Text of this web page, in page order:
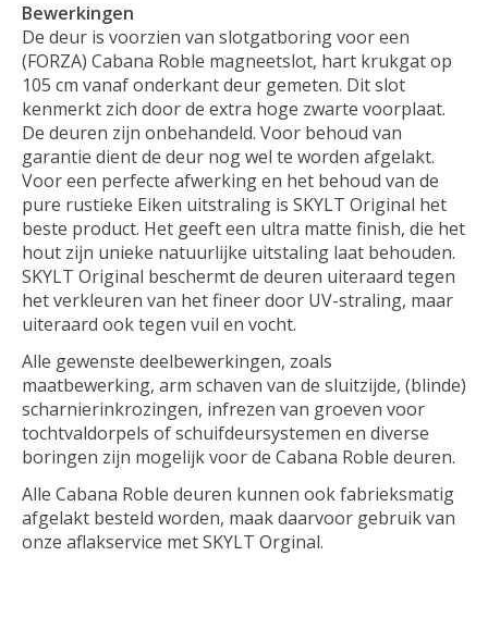
Bewerkingen
De deur is voorzien van slotgatboring voor een
(FORZA) Cabana Roble magneetslot, hart krukgat op
105 cm vanaf onderkant deur gemeten. Dit slot
kenmerkt zich door de extra hoge zwarte voorplaat.
De deuren zijn onbehandeld. Voor behoud van
garantie dient de deur nog wel te worden afgelakt.
Voor een perfecte afwerking en het behoud van de
pure rustieke Eiken uitstraling is SKYLT Original het
beste product. Het geeft een ultra matte finish, die het
hout zijn unieke natuurlijke uitstaling laat behouden.
SKYLT Original beschermt de deuren uiteraard tegen
het verkleuren van het fineer door UV-straling, maar
uiteraard ook tegen vuil en vocht.
Alle gewenste deelbewerkingen, zoals
maatbewerking, arm schaven van de sluitzijde, (blinde)
scharnierinkrozingen, infrezen van groeven voor
tochtvaldorpels of schuifdeursystemen en diverse
boringen zijn mogelijk voor de Cabana Roble deuren.
Alle Cabana Roble deuren kunnen ook fabrieksmatig
afgelakt besteld worden, maak daarvoor gebruik van
onze aflakservice met SKYLT Orginal.